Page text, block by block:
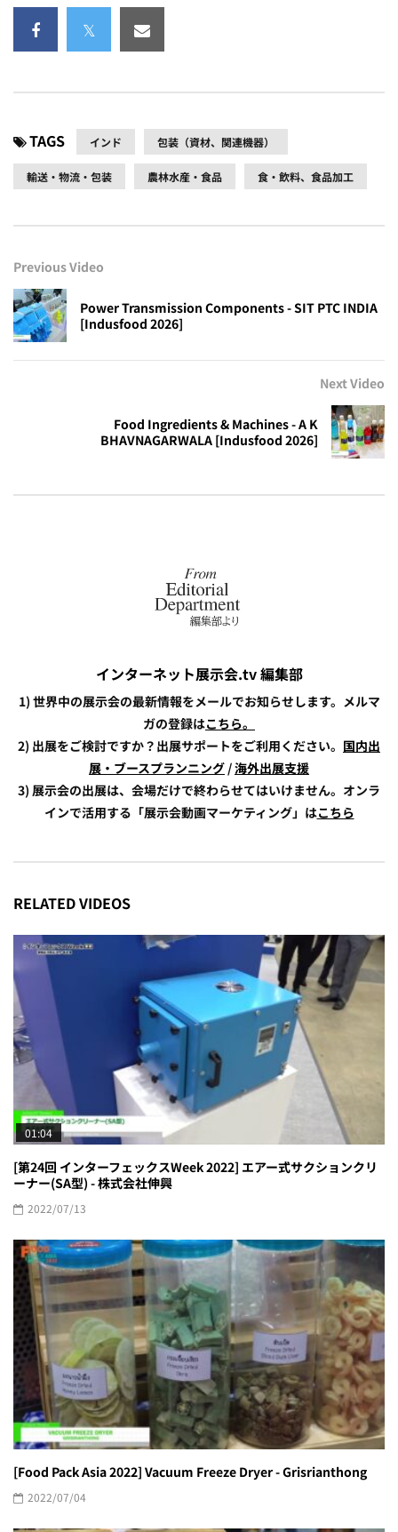
TAGS インド 包装（資材、関連機器）
輸送・物流・包装 農林水産・食品 食・飲料、食品加工
Previous Video
Power Transmission Components - SIT PTC INDIA
[Indusfood 2026]
Next Video
Food Ingredients & Machines - A K
BHAVNAGARWALA [Indusfood 2026]
インターネット展示会.tv 編集部
1) 世界中の展示会の最新情報をメールでお知らせします。メルマ
ガの登録はこちら。
2) 出展をご検討ですか？出展サポートをご利用ください。 国内出
展・ブースプランニング /海外出展支援
3) 展示会の出展は、会場だけで終わらせてはいけません。オンラ
インで活用する「展示会動画マーケティング」はこちら
RELATED VIDEOS
01:04
[第24回 インターフェックスWeek 2022] エアー式サクションクリ
ーナー(SA型) - 株式会社伸興
2022/07/13
[Food Pack Asia 2022] Vacuum Freeze Dryer - Grisrianthong
2022/07/04